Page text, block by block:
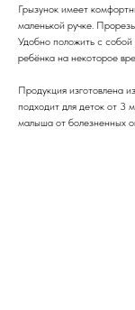
Грызунок имеет
маленькой ручке.
Удобно положить с собой
ребёнка на некоторое
Продукция изготовлена
подходит для деток от 3
малыша от болезненных